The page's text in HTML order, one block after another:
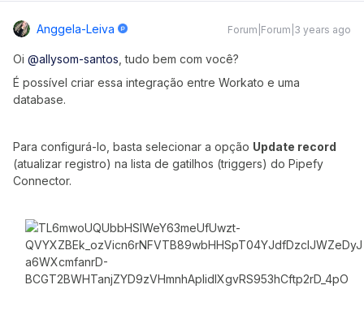
Anggela-Leiva Forum|Forum|3 years ago
Oi @allysom-santos , tudo bem com você?
É possível criar essa integração entre Workato e uma
database.
Para configurá-lo, basta selecionar a opção Update record
(atualizar registro) na lista de gatilhos (triggers) do Pipefy
Connector.